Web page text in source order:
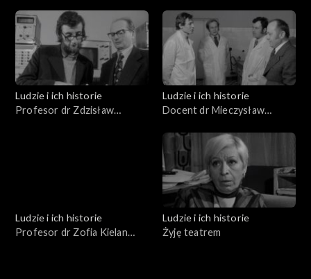
Ludzie i ich historie
Profesor dr Zdzisław
Ludzie i ich historie
Docent dr Mieczysław
Ludzie i ich historie
Profesor dr Zofia Kielan
Ludzie i ich historie
Żyję teatrem